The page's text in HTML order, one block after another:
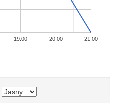
19:00 20:00 21:00